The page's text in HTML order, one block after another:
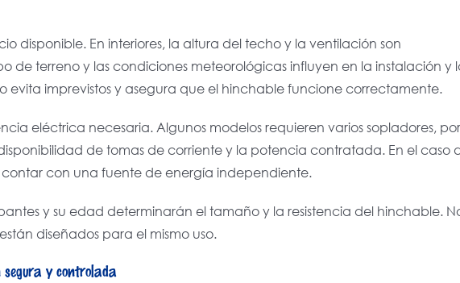
disponible. En interiores, la altura del techo y la ventilación son
de terreno y las condiciones meteorológicas influyen en la instalación y
evita imprevistos y asegura que el hinchable funcione correctamente.
eléctrica necesaria. Algunos modelos requieren varios sopladores, por
de tomas de corriente y la potencia contratada. En el caso
con una fuente de energía independiente.
y su edad determinarán el tamaño y la resistencia del hinchable.
diseñados para el mismo uso.
y controlada